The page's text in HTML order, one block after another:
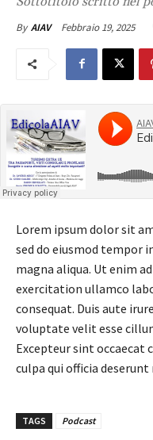
By AIAV Febbraio 19, 2025
Lorem ipsum dolor sit
sed do eiusmod tempor
magna aliqua. Ut enim
exercitation ullamco
consequat. Duis aute
voluptate velit esse
Excepteur sint occaecat
culpa qui officia
TAGS Podcast